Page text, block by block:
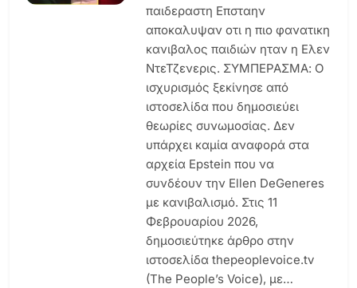
παιδεραστη Επσταην
αποκαλυψαν οτι η πιο φανατικη
κανιβαλος παιδιών ηταν η Ελεν
ΝτεΤζενερις. ΣΥΜΠΕΡΑΣΜΑ: Ο
ισχυρισμός ξεκίνησε από
ιστοσελίδα που δημοσιεύει
θεωρίες συνωμοσίας. Δεν
υπάρχει καμία αναφορά στα
αρχεία Epstein που να
συνδέουν την Ellen DeGeneres
με κανιβαλισμό. Στις 11
Φεβρουαρίου 2026,
δημοσιεύτηκε άρθρο στην
ιστοσελίδα thepeoplevoice.tv
(The People’s Voice), με…